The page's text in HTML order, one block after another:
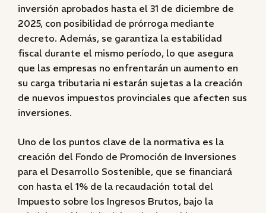
inversión aprobados hasta el 31 de diciembre de
2025, con posibilidad de prórroga mediante
decreto. Además, se garantiza la estabilidad
fiscal durante el mismo período, lo que asegura
que las empresas no enfrentarán un aumento en
su carga tributaria ni estarán sujetas a la creación
de nuevos impuestos provinciales que afecten sus
inversiones.
Uno de los puntos clave de la normativa es la
creación del Fondo de Promoción de Inversiones
para el Desarrollo Sostenible, que se financiará
con hasta el 1% de la recaudación total del
Impuesto sobre los Ingresos Brutos, bajo la